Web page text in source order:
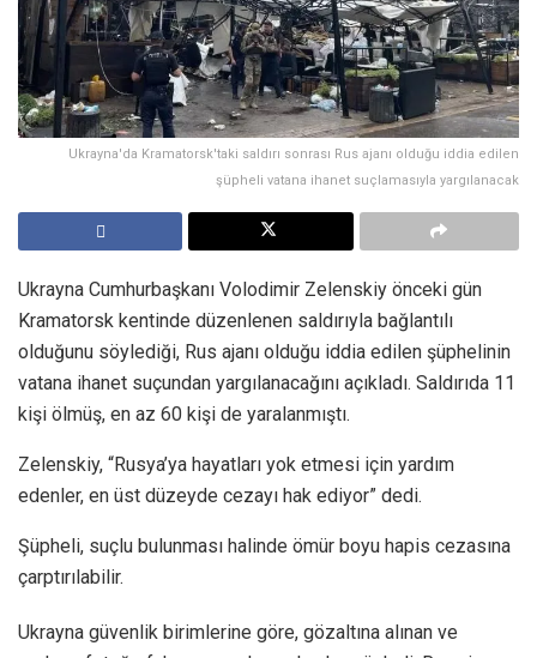
Ukrayna'da Kramatorsk'taki saldırı sonrası Rus ajanı olduğu iddia edilen
şüpheli vatana ihanet suçlamasıyla yargılanacak
Ukrayna Cumhurbaşkanı Volodimir Zelenskiy önceki gün
Kramatorsk kentinde düzenlenen saldırıyla bağlantılı
olduğunu söylediği, Rus ajanı olduğu iddia edilen şüphelinin
vatana ihanet suçundan yargılanacağını açıkladı. Saldırıda 11
kişi ölmüş, en az 60 kişi de yaralanmıştı.
Zelenskiy, “Rusya’ya hayatları yok etmesi için yardım
edenler, en üst düzeyde cezayı hak ediyor” dedi.
Şüpheli, suçlu bulunması halinde ömür boyu hapis cezasına
çarptırılabilir.
Ukrayna güvenlik birimlerine göre, gözaltına alınan ve